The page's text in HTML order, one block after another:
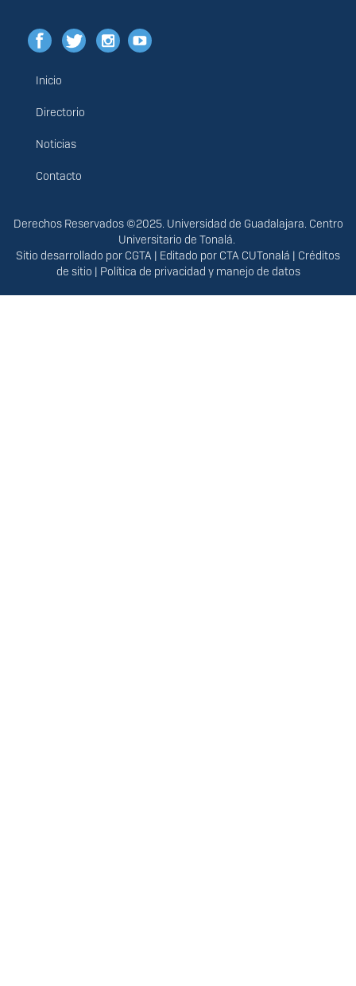
Menú
principal
Inicio
Directorio
Noticias
Contacto
Derechos
Derechos Reservados ©2025. Universidad de Guadalajara. Centro
Universitario de Tonalá.
Sitio desarrollado por CGTA | Editado por CTA CUTonalá | Créditos
de sitio | Política de privacidad y manejo de datos